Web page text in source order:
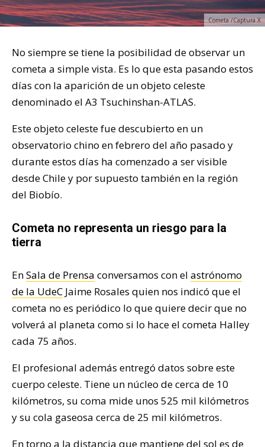
Cometa /Captura X
No siempre se tiene la posibilidad de observar un
cometa a simple vista. Es lo que esta pasando estos
días con la aparición de un objeto celeste
denominado el A3 Tsuchinshan-ATLAS.
Este objeto celeste fue descubierto en un
observatorio chino en febrero del año pasado y
durante estos días ha comenzado a ser visible
desde Chile y por supuesto también en la región
del Biobío.
Cometa no representa un riesgo para la
tierra
EnSala de Prensa conversamos con el astrónomo
de la UdeC Jaime Rosales quien nos indicó que el
cometa no es periódico lo que quiere decir que no
volverá al planeta como si lo hace el cometa Halley
cada 75 años.
El profesional además entregó datos sobre este
cuerpo celeste. Tiene un núcleo de cerca de 10
kilómetros, su coma mide unos 525 mil kilómetros
y su cola gaseosa cerca de 25 mil kilómetros.
En torno a la distancia que mantiene del sol es de